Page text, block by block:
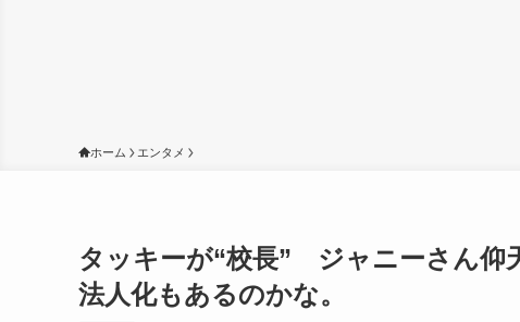
ホーム エンタメ
タッキーが“校長” ジャニーさん
法人化もあるのかな。